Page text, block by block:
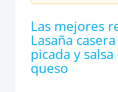
Las mejores
Lasaña
picada y
queso